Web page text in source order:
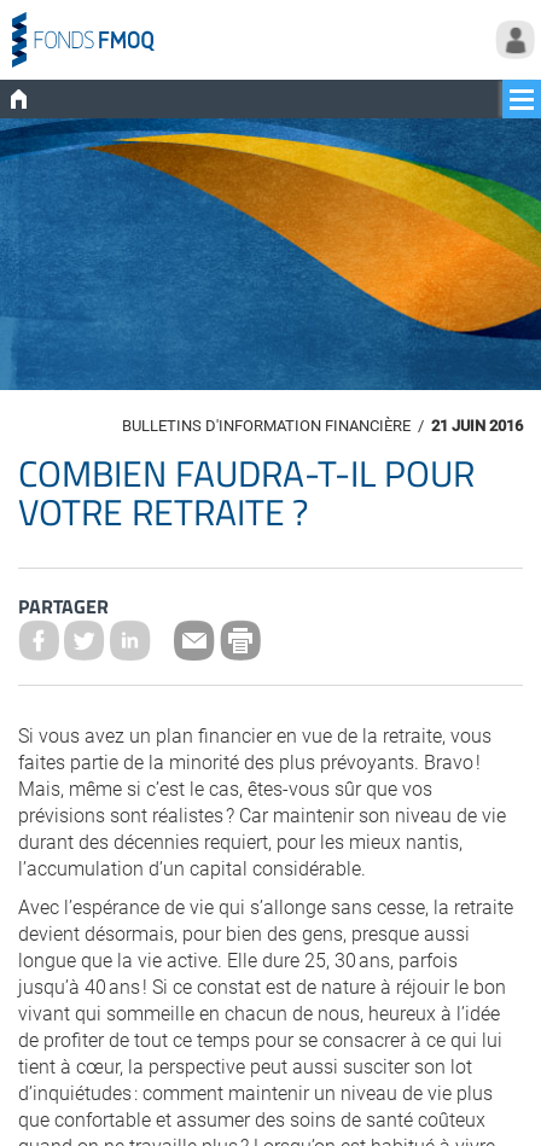
BULLETINS D'INFORMATION FINANCIÈRE / 21 JUIN 2016
COMBIEN FAUDRA-T-IL POUR
VOTRE RETRAITE ?
PARTAGER
Si vous avez un plan financier en vue de la retraite, vous
faites partie de la minorité des plus prévoyants. Bravo !
Mais, même si c’est le cas, êtes-vous sûr que vos
prévisions sont réalistes ? Car maintenir son niveau de vie
durant des décennies requiert, pour les mieux nantis,
l’accumulation d’un capital considérable.
Avec l’espérance de vie qui s’allonge sans cesse, la retraite
devient désormais, pour bien des gens, presque aussi
longue que la vie active. Elle dure 25, 30 ans, parfois
jusqu’à 40 ans ! Si ce constat est de nature à réjouir le bon
vivant qui sommeille en chacun de nous, heureux à l’idée
de profiter de tout ce temps pour se consacrer à ce qui lui
tient à cœur, la perspective peut aussi susciter son lot
d’inquiétudes : comment maintenir un niveau de vie plus
que confortable et assumer des soins de santé coûteux